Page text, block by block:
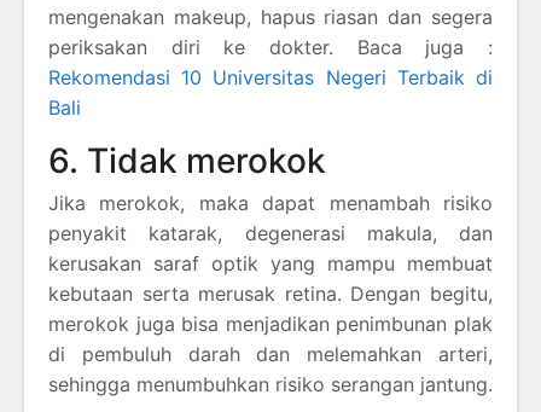
mengenakan makeup, hapus riasan dan segera
periksakan diri ke dokter. Baca juga :
Rekomendasi 10 Universitas Negeri Terbaik di
Bali
6. Tidak merokok
Jika merokok, maka dapat menambah risiko
penyakit katarak, degenerasi makula, dan
kerusakan saraf optik yang mampu membuat
kebutaan serta merusak retina. Dengan begitu,
merokok juga bisa menjadikan penimbunan plak
di pembuluh darah dan melemahkan arteri,
sehingga menumbuhkan risiko serangan jantung.